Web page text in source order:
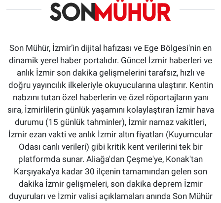
Son Mühür, İzmir’in dijital hafızası ve Ege Bölgesi'nin en
dinamik yerel haber portalıdır. Güncel İzmir haberleri ve
anlık İzmir son dakika gelişmelerini tarafsız, hızlı ve
doğru yayıncılık ilkeleriyle okuyucularına ulaştırır. Kentin
nabzını tutan özel haberlerin ve özel röportajların yanı
sıra, İzmirlilerin günlük yaşamını kolaylaştıran İzmir hava
durumu (15 günlük tahminler), İzmir namaz vakitleri,
İzmir ezan vakti ve anlık İzmir altın fiyatları (Kuyumcular
Odası canlı verileri) gibi kritik kent verilerini tek bir
platformda sunar. Aliağa'dan Çeşme'ye, Konak'tan
Karşıyaka'ya kadar 30 ilçenin tamamından gelen son
dakika İzmir gelişmeleri, son dakika deprem İzmir
duyuruları ve İzmir valisi açıklamaları anında Son Mühür